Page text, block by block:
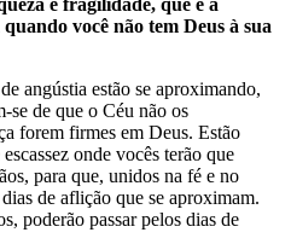
e fragilidade, que é a
você não tem Deus à sua
angústia estão se aproximando,
se de que o Céu não os
forem firmes em Deus. Estão
onde vocês terão que
para que, unidos na fé e no
de aflição que se aproximam.
poderão passar pelos dias de